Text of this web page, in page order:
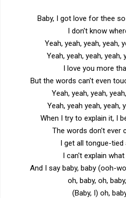
Baby, I got love for thee
I don't know
Yeah, yeah, yeah, yeah,
Yeah, yeah, yeah, yeah,
I love you more
But the words can't even
Yeah, yeah, yeah,
Yeah, yeah yeah, yeah,
When I try to explain it, I
The words don't ever
I get all tongue-tied
I can't explain
And I say baby, baby (ooh-
oh, baby, oh,
(Baby, I) oh,